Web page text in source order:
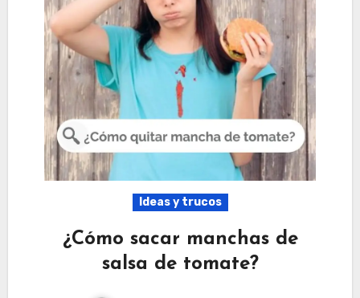
Ideas y trucos
¿Cómo sacar manchas de
salsa de tomate?